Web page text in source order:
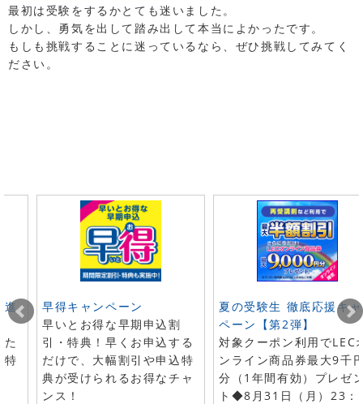
最初は受験をするかとても迷いました。
しかし、勇気を出して踏み出して本当によかったです。
もしも挑戦することに迷っているなら、ぜひ挑戦してみてく
ださい。
進
特
早得キャンペーン
早いとお得な早期申込割
引・特典！早くお申込する
だけで、大幅割引や申込特
典が受けられるお得なチャ
ンス！
夏の受験生 徹底応援キ
ペーン【第2弾】
対象クーポン利用でLEC
ンライン商品券最大9千
分（1年間有効）プレゼ
ト◆8月31日（月）23：